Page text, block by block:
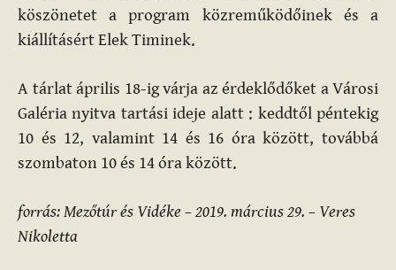
köszönetet a program közreműködőinek és a
kiállításért Elek Timinek.
A tárlat április 18-ig várja az érdeklődőket a Városi
Galéria nyitva tartási ideje alatt : keddtől péntekig
10 és 12, valamint 14 és 16 óra között, továbbá
szombaton 10 és 14 óra között.
forrás: Mezőtúr és Vidéke – 2019. március 29. – Veres
Nikoletta